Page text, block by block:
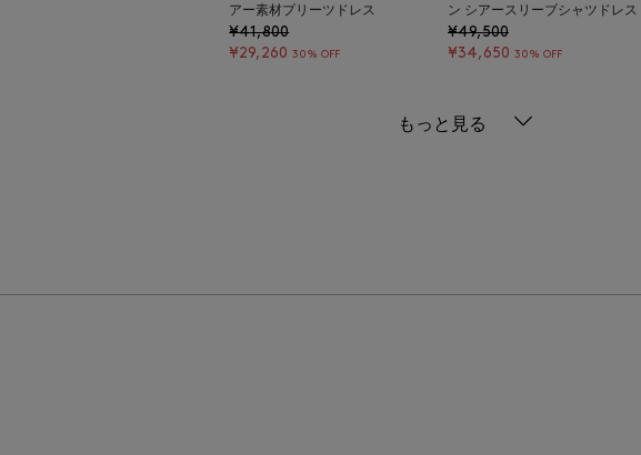
アー素材プリーツドレス
¥41,800
¥29,260 30% OFF
ン シアースリーブシャツドレス
¥49,500
¥34,650 30% OFF
もっと見る